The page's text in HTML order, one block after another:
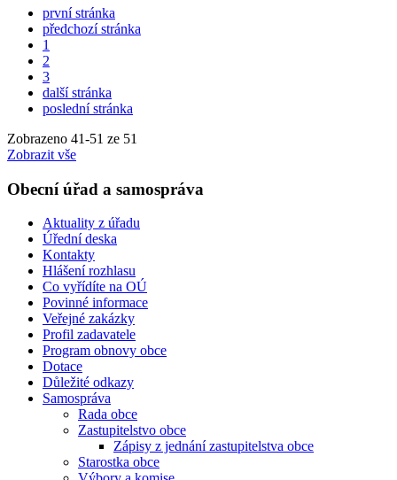
první stránka
předchozí stránka
1
2
3
další stránka
poslední stránka
Zobrazeno 41-51 ze 51
Zobrazit vše
Obecní úřad a samospráva
Aktuality z úřadu
Úřední deska
Kontakty
Hlášení rozhlasu
Co vyřídíte na OÚ
Povinné informace
Veřejné zakázky
Profil zadavatele
Program obnovy obce
Dotace
Důležité odkazy
Samospráva
Rada obce
Zastupitelstvo obce
Zápisy z jednání zastupitelstva obce
Starostka obce